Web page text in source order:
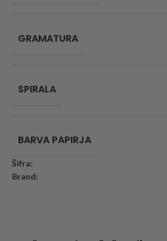
GRAMATURA
SPIRALA
BARVA PAPIRJA
Šifra:
Brand: